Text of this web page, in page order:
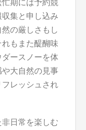
期には予約競
集と申し込み
の厳しさもし
もまた醍醐味
ースノーを体
大自然の見事
レッシュされ
日常を楽しむ